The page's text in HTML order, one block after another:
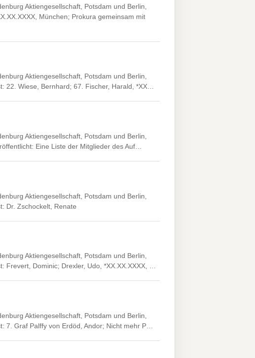
Aktiengesellschaft, Potsdam und Berlin,
München; Prokura gemeinsam mit
Aktiengesellschaft, Potsdam und Berlin,
22. Wiese, Bernhard; 67. Fischer, Harald, *XX…
Aktiengesellschaft, Potsdam und Berlin,
Eine Liste der Mitglieder des Auf…
Aktiengesellschaft, Potsdam und Berlin,
Dr. Zschockelt, Renate
Aktiengesellschaft, Potsdam und Berlin,
Dominic; Drexler, Udo, *XX.XX.XXXX, …
Aktiengesellschaft, Potsdam und Berlin,
7. Graf Palffy von Erdöd, Andor; Nicht mehr P…